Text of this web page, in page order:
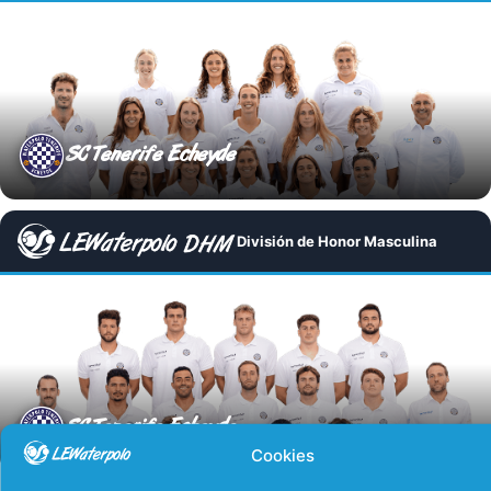
Cookies
SC Tenerife Echeyde
División de Honor Masculina
SC Tenerife Echeyde